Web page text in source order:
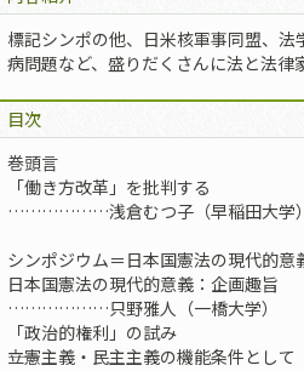
標記シンポの他、日米核軍事同盟、
病問題など、盛りだくさんに法と法律
目次
巻頭言
「働き方改革」を批判する
………………浅倉むつ子（早稲田大学
シンポジウム＝日本国憲法の現代的意
日本国憲法の現代的意義：企画趣旨
………………只野雅人（一橋大学）
「政治的権利」の試み
――立憲主義・民主主義の機能条件として